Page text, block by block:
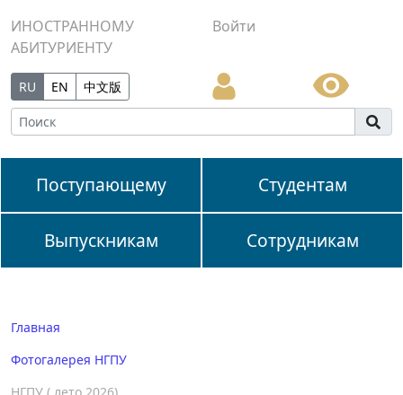
ИНОСТРАННОМУ
АБИТУРИЕНТУ
Войти
RU EN 中文版
Поступающему Студентам
Выпускникам Сотрудникам
Главная
Фотогалерея НГПУ